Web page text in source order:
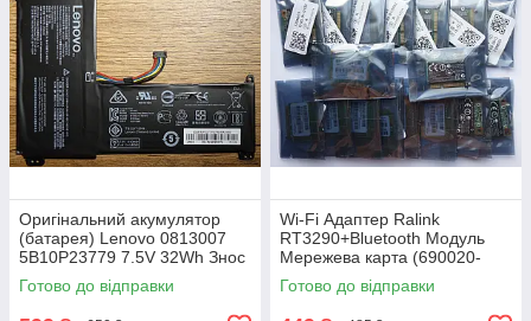
Оригінальний акумулятор
(батарея) Lenovo 0813007
5B10P23779 7.5V 32Wh Знос
21%
Готово до відправки
Wi-Fi Адаптер Ralink
RT3290+Bluetooth Модуль
Мережева карта (690020-
001, 689215-001) 802.11
b,g,n 150Mbps
Готово до відправки